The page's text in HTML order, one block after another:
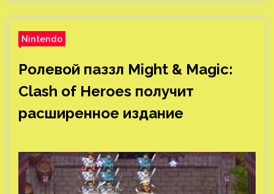
Nintendo
Ролевой паззл Might & Magic:
Clash of Heroes получит
расширенное издание